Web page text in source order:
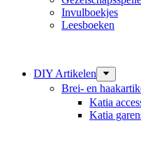
Invulboekjes
Leesboeken
DIY Artikelen
Brei- en
Katia
Katia